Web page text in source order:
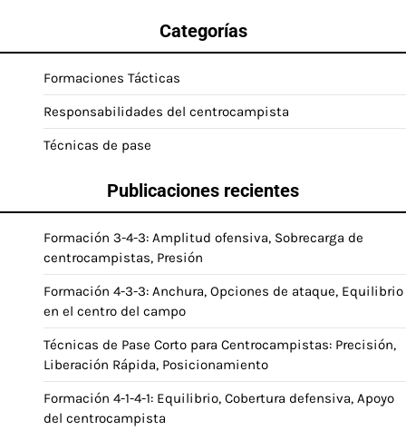
Categorías
Formaciones Tácticas
Responsabilidades del centrocampista
Técnicas de pase
Publicaciones recientes
Formación 3-4-3: Amplitud ofensiva, Sobrecarga de
centrocampistas, Presión
Formación 4-3-3: Anchura, Opciones de ataque, Equilibrio
en el centro del campo
Técnicas de Pase Corto para Centrocampistas: Precisión,
Liberación Rápida, Posicionamiento
Formación 4-1-4-1: Equilibrio, Cobertura defensiva, Apoyo
del centrocampista